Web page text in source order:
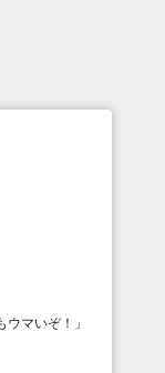
マいぞ！ 」